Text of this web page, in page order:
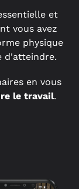
et
vous avez
physique
d'atteindre.
en vous
le travail.